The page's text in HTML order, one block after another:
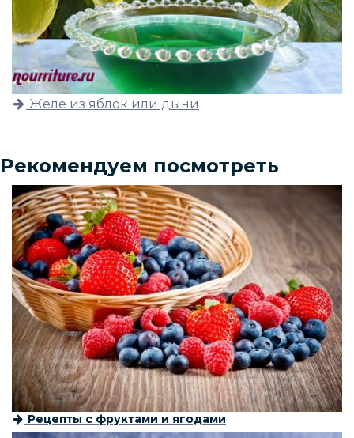
Желе из яблок или дыни
Рекомендуем посмотреть
Рецепты с фруктами и ягодами